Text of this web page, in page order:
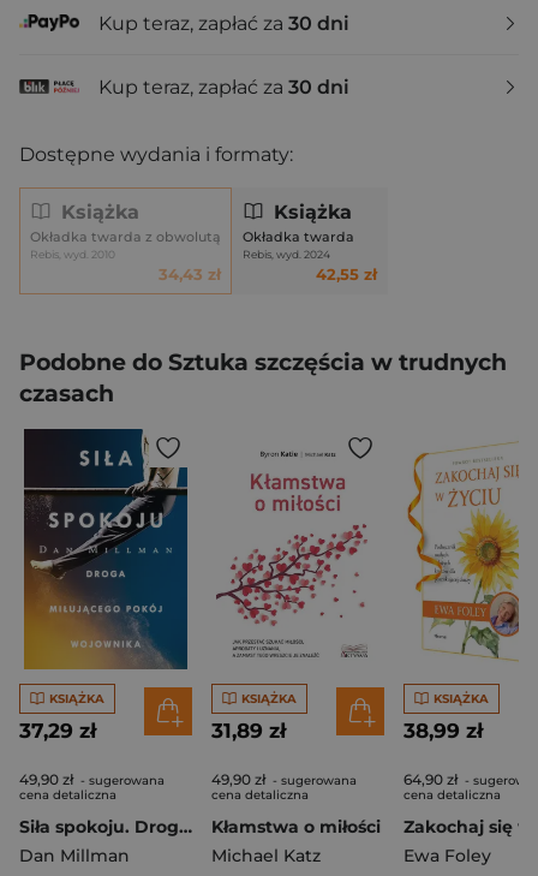
Kup teraz, zapłać za 30 dni
Kup teraz, zapłać za 30 dni
Dostępne wydania i formaty:
Książka
Okładka twarda z obwolutą
Rebis, wyd. 2010
34,43 zł
Książka
Okładka twarda
Rebis, wyd. 2024
42,55 zł
Podobne do Sztuka szczęścia w trudnych
czasach
KSIĄŻKA
37,29 zł
49,90 zł - sugerowana
cena detaliczna
Siła spokoju. Droga miłującego pokój wojownika /OM/
Dan Millman
KSIĄŻKA
31,89 zł
49,90 zł - sugerowana
cena detaliczna
Kłamstwa o miłości
Michael Katz
KSIĄŻKA
38,99 zł
64,90 zł -
cena detaliczna
Ewa Foley